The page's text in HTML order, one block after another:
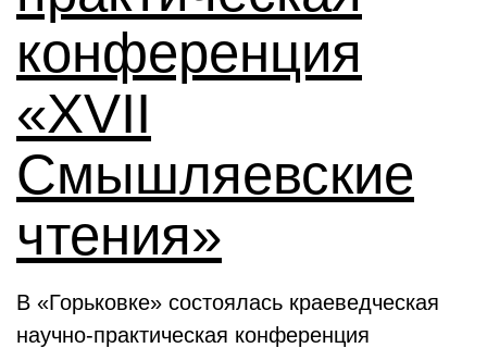
конференция
«XVII
Смышляевские
чтения»
В «Горьковке» состоялась краеведческая
научно-практическая конференция